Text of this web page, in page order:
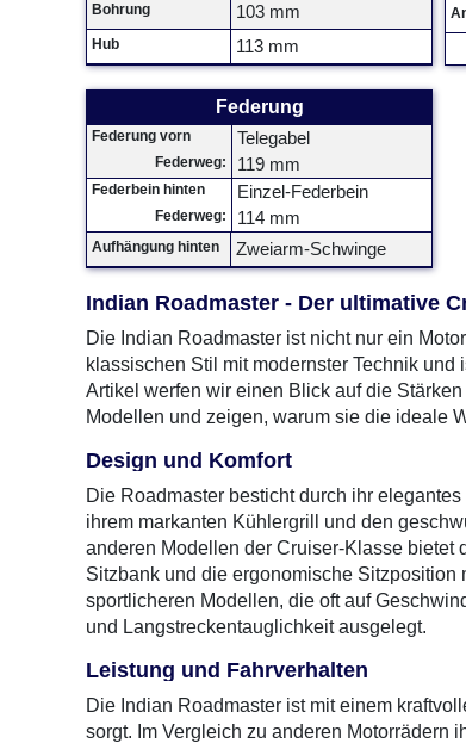
Bohrung 103 mm
Hub 113 mm
Federung
Federung vorn Telegabel
Federweg: 119 mm
Federbein hinten Einzel-Federbein
Federweg: 114 mm
Aufhängung hinten Zweiarm-Schwinge
Indian Roadmaster - Der ultimative
Die Indian Roadmaster ist nicht nur ein
klassischen Stil mit modernster Technik
Artikel werfen wir einen Blick auf die
Modellen und zeigen, warum sie die ideale
Design und Komfort
Die Roadmaster besticht durch ihr
ihrem markanten Kühlergrill und den
anderen Modellen der Cruiser-Klasse bietet
Sitzbank und die ergonomische Sitzposition
sportlicheren Modellen, die oft auf
und Langstreckentauglichkeit ausgelegt.
Leistung und Fahrverhalten
Die Indian Roadmaster ist mit einem
sorgt. Im Vergleich zu anderen Motorrädern